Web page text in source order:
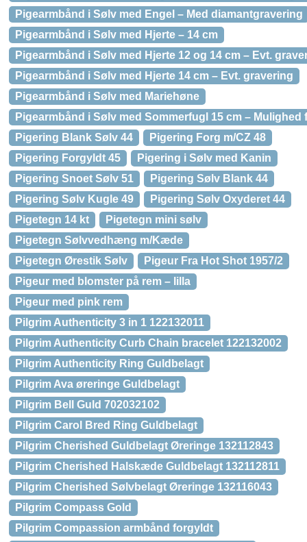
Pigearmbånd i Sølv med Engel – Med diamantgravering
Pigearmbånd i Sølv med Hjerte – 14 cm
Pigearmbånd i Sølv med Hjerte 12 og 14 cm – Evt.
Pigearmbånd i Sølv med Hjerte 14 cm – Evt. gravering
Pigearmbånd i Sølv med Mariehøne
Pigearmbånd i Sølv med Sommerfugl 15 cm – Mulighed
Pigering Blank Sølv 44
Pigering Forg m/CZ 48
Pigering Forgyldt 45
Pigering i Sølv med Kanin
Pigering Snoet Sølv 51
Pigering Sølv Blank 44
Pigering Sølv Kugle 49
Pigering Sølv Oxyderet 44
Pigetegn 14 kt
Pigetegn mini sølv
Pigetegn Sølvvedhæng m/Kæde
Pigetegn Ørestik Sølv
Pigeur Fra Hot Shot 1957/2
Pigeur med blomster på rem – lilla
Pigeur med pink rem
Pilgrim Authenticity 3 in 1 122132011
Pilgrim Authenticity Curb Chain bracelet 122132002
Pilgrim Authenticity Ring Guldbelagt
Pilgrim Ava øreringe Guldbelagt
Pilgrim Bell Guld 702032102
Pilgrim Carol Bred Ring Guldbelagt
Pilgrim Cherished Guldbelagt Øreringe 132112843
Pilgrim Cherished Halskæde Guldbelagt 132112811
Pilgrim Cherished Sølvbelagt Øreringe 132116043
Pilgrim Compass Gold
Pilgrim Compassion armbånd forgyldt